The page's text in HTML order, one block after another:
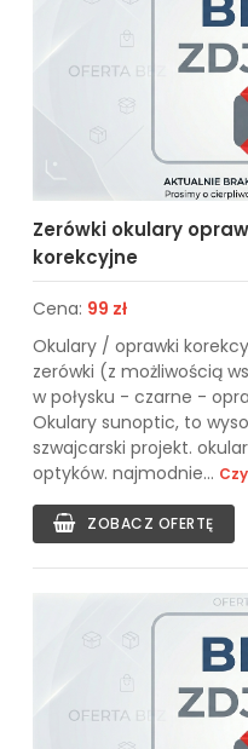
Zerówki okulary
korekcyjne
Cena: 99 zł
Okulary / oprawki
zerówki (z możliwością
w połysku - czarne -
Okulary sunoptic, to
szwajcarski projekt.
optyków. najmodnie...
ZOBACZ OFERTĘ